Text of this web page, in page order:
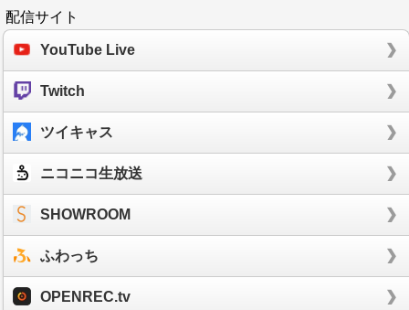
配信サイト
YouTube Live
Twitch
ツイキャス
ニコニコ生放送
SHOWROOM
ふわっち
OPENREC.tv